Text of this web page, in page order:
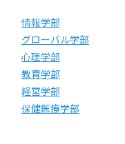
情報学部
グローバル学部
心理学部
教育学部
経営学部
保健医療学部